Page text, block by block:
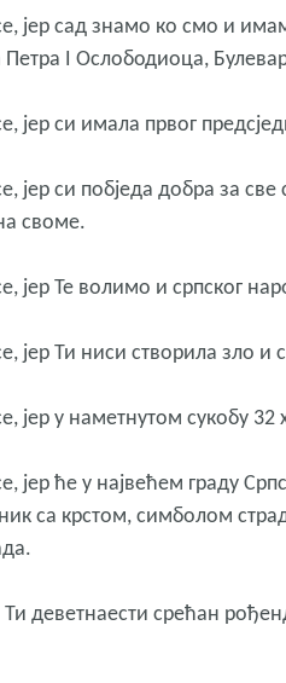
јер сад знамо ко смо и
I Ослободиоца,
јер си имала првог
јер си побједа добра за
своме.
јер Те волимо и српског
јер Ти ниси створила зло и
јер у наметнутом сукобу
јер ће у највећем граду
са крстом, симболом
Ти деветнаести срећан